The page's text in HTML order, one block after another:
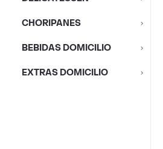
CHORIPANES
BEBIDAS DOMICILIO
EXTRAS DOMICILIO